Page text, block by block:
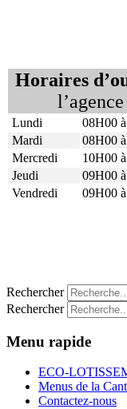
Horaires
Lundi
08H00
Mardi
08H00
Mercredi
10H00
Jeudi
09H00
Vendredi
09H00
Rechercher
Rechercher
Menu rapide
ECO-
Menus de la
Contactez-nous